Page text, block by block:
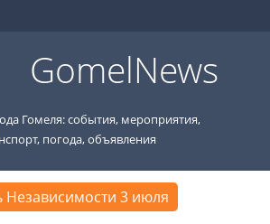
GomelNews
Гомеля: события, мероприятия,
погода, объявления
Независимости 3 июля